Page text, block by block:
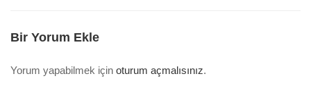
Bir Yorum Ekle
Yorum yapabilmek için oturum açmalısınız.